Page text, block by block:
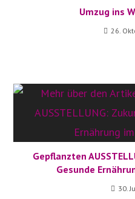
Umzug ins
26.
Gepflanzten
Gesunde
30.